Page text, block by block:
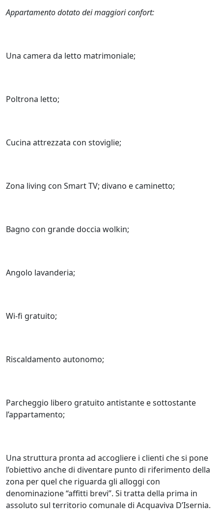
Appartamento dotato dei maggiori confort:
Una camera da letto matrimoniale;
Poltrona letto;
Cucina attrezzata con stoviglie;
Zona living con Smart TV; divano e caminetto;
Bagno con grande doccia wolkin;
Angolo lavanderia;
Wi-fi gratuito;
Riscaldamento autonomo;
Parcheggio libero gratuito antistante e sottostante
l’appartamento;
Una struttura pronta ad accogliere i clienti che si pone
l’obiettivo anche di diventare punto di riferimento della
zona per quel che riguarda gli alloggi con
denominazione “affitti brevi”. Si tratta della prima in
assoluto sul territorio comunale di Acquaviva D’Isernia.